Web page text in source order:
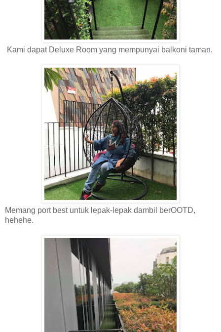
Kami dapat Deluxe Room yang mempunyai balkoni taman.
Memang port best untuk lepak-lepak dambil berOOTD,
hehehe.